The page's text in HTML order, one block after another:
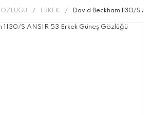
ERKEK David Beckham 1130/S